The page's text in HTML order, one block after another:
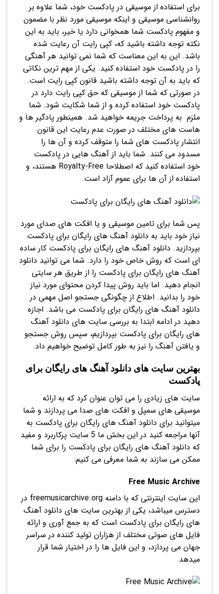
برای استفاده از موسیقی در پادکست خود، شما علاوه بر
روانشناسی موسیقی و اینکه موسیقی مورد نظر با مضمون
و مفهوم پادکست شما همخوانی دارد یا خیر، باید به این
نکته توجه داشته باشید که، کپی رایت آن رعایت شده
باشد. این به این معناست که شما نمی توانید هر آهنگی
را در پادکست خود استفاده کنید. یکی از مهم ترین نکاتی
که باید به آن توجه داشته باشید قانون کپی رایت است.
در صورتی که شما از موسیقی که حق کپی رایت دارد در
پادکست خود استفاده کرده و از شما شکایت شود. شما
ملزم به پرداخت جریمه خواهید شد. همینطور پادگیر ها و
هاست های مختلف در صورت عدم رعایت این قانون
انتشار پادکست های شما را متوقف کرده و آن ها را
مسدود می کنند. شما باید از آهنگ هایی در پادکست
خود استفاده کنید که اصطلاحا Royalty-Free هستند، و
استفاده از آن ها برای عموم آزاد است.
پس شما برای تامین موسیقی و یا افکت های صدای مورد
نیاز خود باید به دانلود آهنگ های رایگان برای پادکست
بپردازید. دانلود آهنگ های رایگان برای پادکست کار ساده
ای است که روش خاص خود را دارد. شما می توانید دانلود
آهنگ های رایگان برای پادکست را از طریق هر سایتی
انجام دهید. اما باید روش پیدا کردن محتوای مورد نیاز
خود را بدانید. اطلاع از چگونگی جستجو اصل مهمی در
دانلود آهنگ های رایگان برای پادکست می باشد. اجازه
دهید در ادامه ابتدا به بررسی سایت های دانلود آهنگ
های رایگان برای پادکست بپردازیم، سپس روش جستجو
و یافتن آهنگ را نیز به طور کامل توضیح خواهیم داد.
بهترین سایت های دانلود آهنگ های رایگان برای
پادکست
سایت های زیادی را می توان عنوان کرد که به ارائه
موسیقی های سمپل و افکت های صدا می پردازند و شما
میتوانید برای دانلود آهنگ های رایگان برای پادکست به
آنها مراجعه کنید در این بخش ما 5 سایت پرکاربرد و مفید
که دانلود آهنگ های رایگان برای پادکست را برای شما
ممکن می سازند به شما معرفی می کنیم:
Free Music Archive
این سایت اینترنتی که با دامنه freemusicarchive.org در
دسترس میباشد، یکی از بهترین سایت های دانلود آهنگ
های رایگان برای پادکست است که به جمع آوری و ارائه
فایل های صوتی مختلف از هزاران تولید کننده در سراسر
جهان می پردازد، و این فایل ها را در اختیار شما قرار
میدهد.